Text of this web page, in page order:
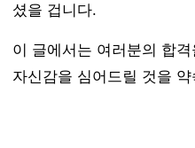
셨을 겁니다.
이 글에서는 여러분의 합
자신감을 심어드릴 것을